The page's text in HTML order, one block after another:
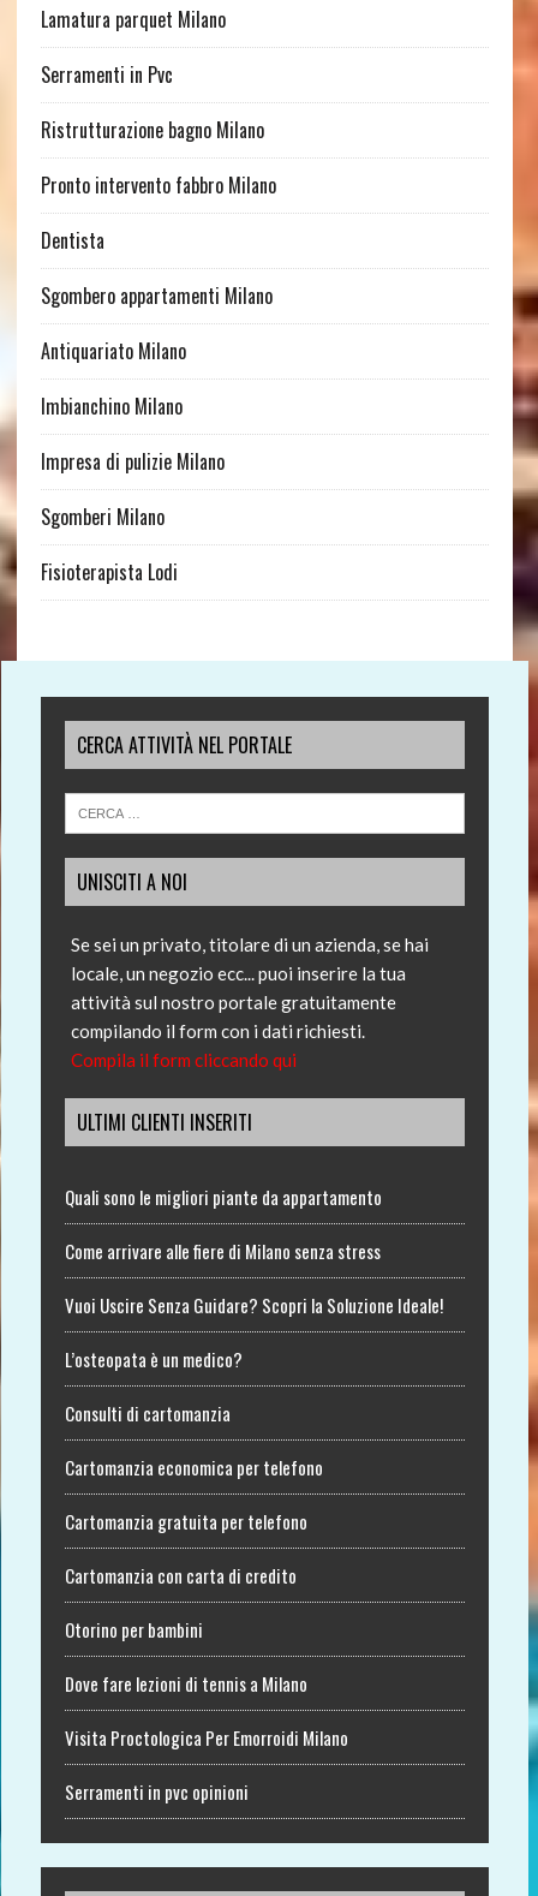
Lamatura parquet Milano
Serramenti in Pvc
Ristrutturazione bagno Milano
Pronto intervento fabbro Milano
Dentista
Sgombero appartamenti Milano
Antiquariato Milano
Imbianchino Milano
Impresa di pulizie Milano
Sgomberi Milano
Fisioterapista Lodi
CERCA ATTIVITÀ NEL PORTALE
UNISCITI A NOI
Se sei un privato, titolare di un azienda, se hai
locale, un negozio ecc... puoi inserire la tua
attività sul nostro portale gratuitamente
compilando il form con i dati richiesti.
Compila il form cliccando qui
ULTIMI CLIENTI INSERITI
Quali sono le migliori piante da appartamento
Come arrivare alle fiere di Milano senza stress
Vuoi Uscire Senza Guidare? Scopri la Soluzione Ideale!
L’osteopata è un medico?
Consulti di cartomanzia
Cartomanzia economica per telefono
Cartomanzia gratuita per telefono
Cartomanzia con carta di credito
Otorino per bambini
Dove fare lezioni di tennis a Milano
Visita Proctologica Per Emorroidi Milano
Serramenti in pvc opinioni